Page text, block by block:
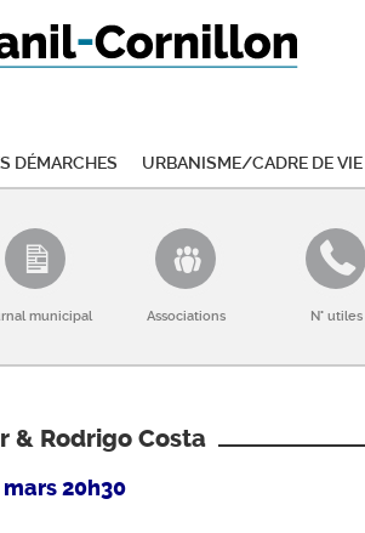
démarches Urbanisme/Cadre de vie
municipal Associations N° utiles
& Rodrigo Costa
20h30